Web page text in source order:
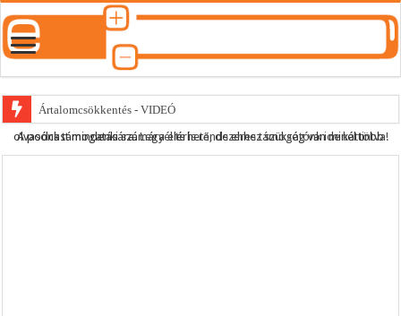
Ártalomcsökkentés - VIDEÓ
E-cigi használati szokások 2.0
A podcast mindenki számára elérhető, de ehhez szükség van minél több olvasónk támogatására.Legyél te is rendszeres támogatónk ide kattintva!